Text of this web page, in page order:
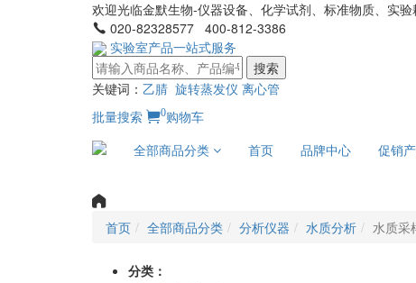
欢迎光临金默生物-仪器设备、化学试剂、标准物质、实验
020-82328577 400-812-3386
实验室产品一站式服务
搜索
关键词： 乙腈 旋转蒸发仪 离心管
批量搜索
0购物车
全部商品分类
首页 品牌中心 促销
首页 全部商品分类 分析仪器 水质分析 水质采
分类：